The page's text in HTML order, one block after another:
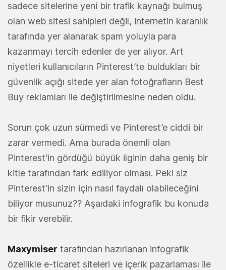
sadece sitelerine yeni bir trafik kaynağı bulmuş
olan web sitesi sahipleri değil, internetin karanlık
tarafında yer alanarak spam yoluyla para
kazanmayı tercih edenler de yer alıyor. Art
niyetleri kullanıcıların Pinterest’te buldukları bir
güvenlik açığı sitede yer alan fotoğrafların Best
Buy reklamları ile değiştirilmesine neden oldu.
Sorun çok uzun sürmedi ve Pinterest’e ciddi bir
zarar vermedi. Ama burada önemli olan
Pinterest’in gördüğü büyük ilginin daha geniş bir
kitle tarafından fark ediliyor olması. Peki siz
Pinterest’in sizin için nasıl faydalı olabileceğini
biliyor musunuz?? Aşaıdaki infografik bu konuda
bir fikir verebilir.
Maxymiser tarafından hazırlanan infografik
özellikle e-ticaret siteleri ve içerik pazarlaması ile